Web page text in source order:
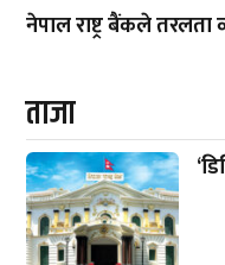
नेपाल राष्ट्र बैंकले
ताजा